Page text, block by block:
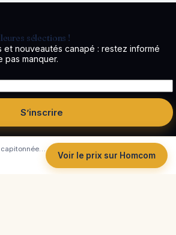
sélections !
et nouveautés canapé : restez informé
pas manquer.
S’inscrire
Test Homcom banquette capitonnée avec coffre, chic, pratique, assumée
Voir le prix sur Homcom